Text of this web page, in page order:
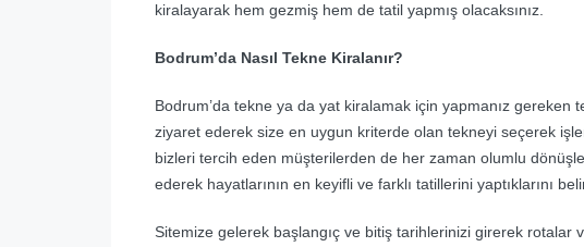
kiralayarak hem gezmiş hem de tatil yapmış olacaksınız.
Bodrum’da Nasıl Tekne Kiralanır?
Bodrum’da tekne ya da yat kiralamak için yapmanız gereken
ziyaret ederek size en uygun kriterde olan tekneyi seçerek
bizleri tercih eden müşterilerden de her zaman olumlu
ederek hayatlarının en keyifli ve farklı tatillerini yaptıklarını
Sitemize gelerek başlangıç ve bitiş tarihlerinizi girerek rotalar